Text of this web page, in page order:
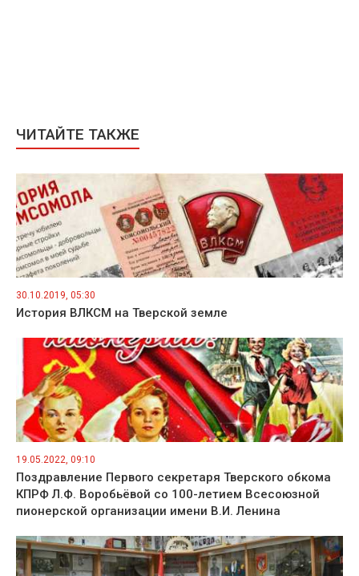
ЧИТАЙТЕ ТАКЖЕ
30.10.2019, 05:30
История ВЛКСМ на Тверской земле
19.05.2022, 09:10
Поздравление Первого секретаря Тверского обкома
КПРФ Л.Ф. Воробьёвой со 100-летием Всесоюзной
пионерской организации имени В.И. Ленина